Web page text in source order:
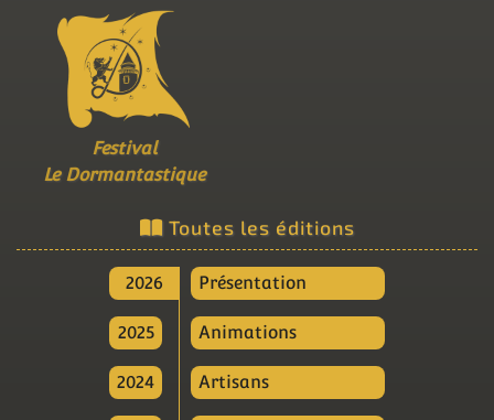
Festival
Le Dormantastique
Toutes les éditions
2026
2025
2024
Présentation
Animations
Artisans